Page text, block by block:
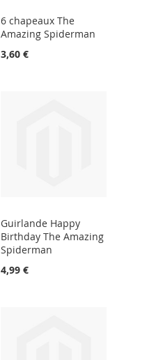
6 chapeaux The
Amazing Spiderman
3,60 €
Guirlande Happy
Birthday The Amazing
Spiderman
4,99 €